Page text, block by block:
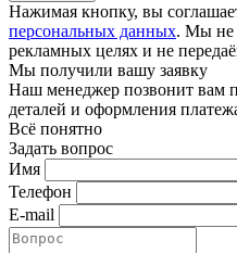
Нажимая кнопку, вы
персональных данных. Мы не
рекламных целях и не
Мы получили вашу заявку
Наш менеджер позвонит вам
деталей и оформления
Всё понятно
Задать вопрос
Имя
Телефон
E-mail